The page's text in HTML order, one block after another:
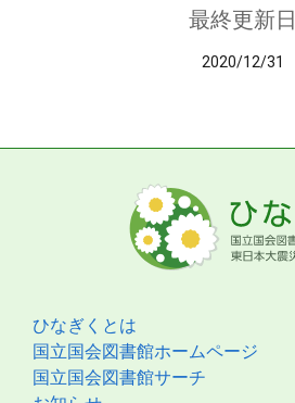
最終更新日
2020/12/31
ひなぎくとは
国立国会図書館ホームページ
国立国会図書館サーチ